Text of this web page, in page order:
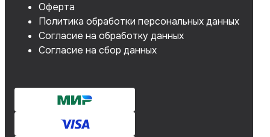
Оферта
Политика обработки персональных данных
Согласие на обработку данных
Согласие на сбор данных